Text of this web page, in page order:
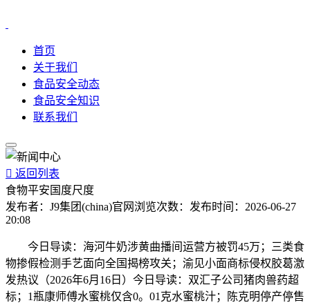
首页
关于我们
食品安全动态
食品安全知识
联系我们
 返回列表
食物平安国度尺度
发布者： J9集团(china)官网 浏览次数： 发布时间： 2026-06-27
20:08
今日导读：海河牛奶涉黄曲播间运营方被罚45万；三类食
物掺假检测手艺面向全国揭榜攻关；渝见小面商标侵权胶葛激
发热议（2026年6月16日）今日导读：双汇子公司猪肉兽药超
标；1瓶康师傅水蜜桃仅含0。01克水蜜桃汁；陈克明停产停售